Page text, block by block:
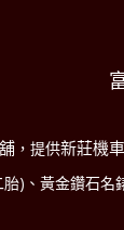
，提供新莊機
)、黃金鑽石